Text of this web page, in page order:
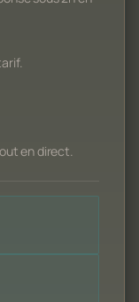
en direct.